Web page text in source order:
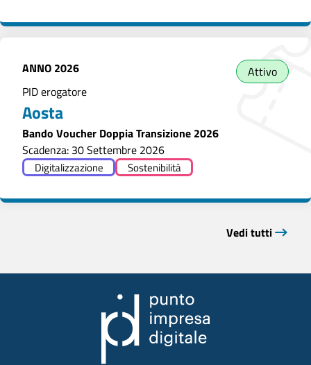
ANNO 2026
Attivo
PID erogatore
Aosta
Bando Voucher Doppia Transizione 2026
Scadenza: 30 Settembre 2026
Digitalizzazione Sostenibilità
Vedi tutti